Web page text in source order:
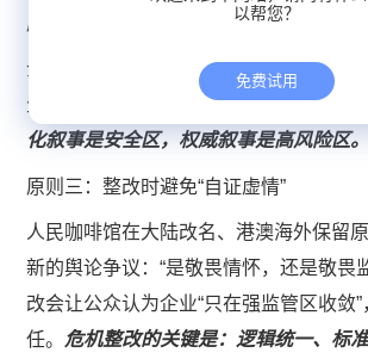
原则二：给情怀降维，把情感从“权威”变
企业可以表达文化、非遗、工艺、美学
生活方式，但尽量避免触碰具有政治含义
化叙事是安全区，权威叙事是高风险区。
原则三：整改时避免“自证虚情”
人民咖啡馆在大陆改名、港澳海外保留
新的舆论争议：“是敬畏情怀，还是敬畏
改会让公众认为企业“只在强监管区收敛
任。 危机整改的关键是：逻辑统一、标
以帮您？
免费试用